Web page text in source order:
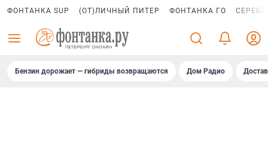
ФОНТАНКА SUP (ОТ)ЛИЧНЫЙ ПИТЕР ФОНТАНКА ГО
Бензин дорожает — гибриды возвращаются Дом Радио